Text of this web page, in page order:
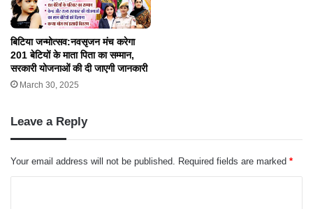
बिटिया जन्मोत्सव:नवसृजन मंच करेगा
201 बेटियों के माता पिता का सम्मान,
सरकारी योजनाओं की दी जाएगी जानकारी
March 30, 2025
Leave a Reply
Your email address will not be published. Required fields are marked *